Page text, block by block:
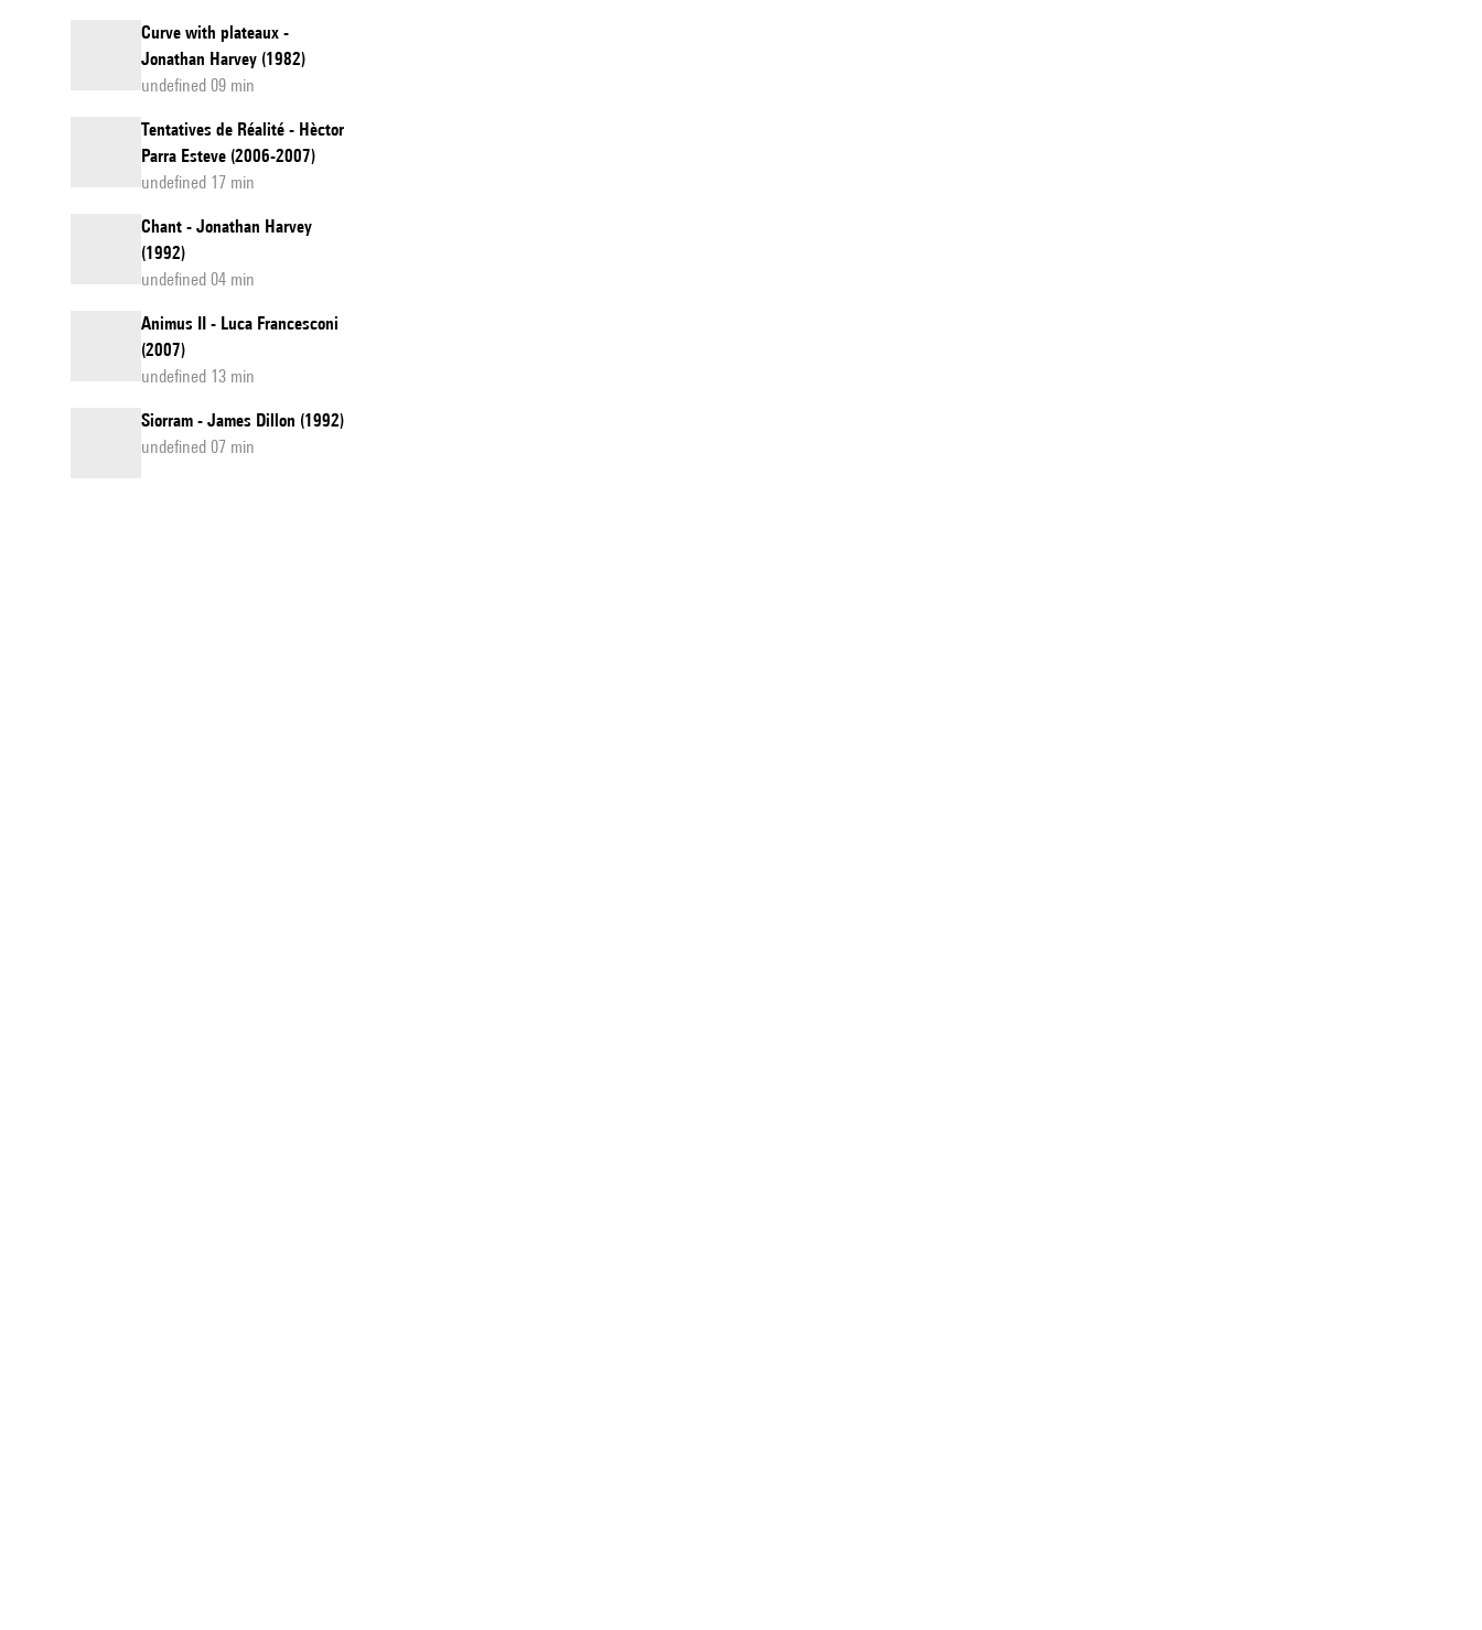
Curve with plateaux -
Jonathan Harvey (1982)
undefined 09 min
Tentatives de Réalité - Hèctor
Parra Esteve (2006-2007)
undefined 17 min
Chant - Jonathan Harvey
(1992)
undefined 04 min
Animus II - Luca Francesconi
(2007)
undefined 13 min
Siorram - James Dillon (1992)
undefined 07 min